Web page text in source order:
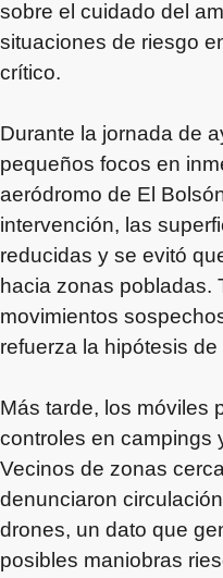
sobre el cuidado del
situaciones de riesgo
crítico.
Durante la jornada de
pequeños focos en
aeródromo de El
intervención, las
reducidas y se evitó
hacia zonas pobladas.
movimientos
refuerza la hipótesis
Más tarde, los móviles
controles en campings
Vecinos de zonas
denunciaron
drones, un dato que
posibles maniobras